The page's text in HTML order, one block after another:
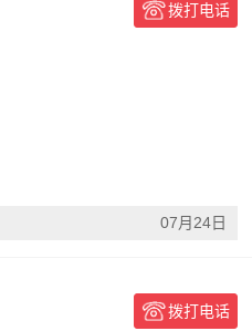
拨打电话
07月24日
拨打电话